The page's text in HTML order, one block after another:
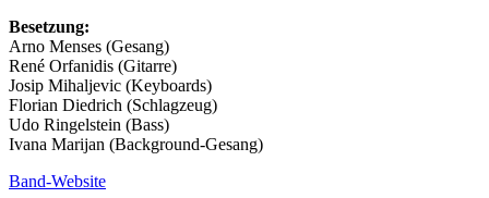
Besetzung:
Arno Menses (Gesang)
René Orfanidis (Gitarre)
Josip Mihaljevic (Keyboards)
Florian Diedrich (Schlagzeug)
Udo Ringelstein (Bass)
Ivana Marijan (Background-Gesang)
Band-Website